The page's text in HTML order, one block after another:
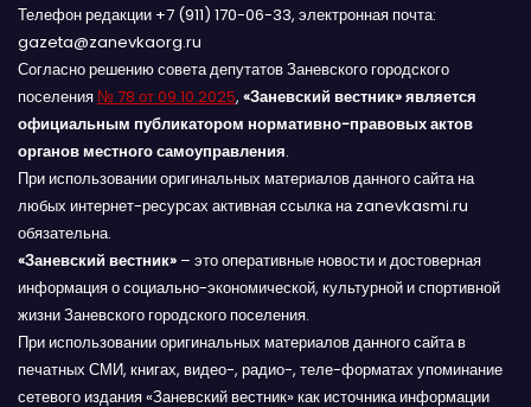
Телефон редакции +7 (911) 170-06-33, электронная почта:
gazeta@zanevkaorg.ru
Согласно решению совета депутатов Заневского городского
поселения № 78 от 09.10.2025, «Заневский вестник» является
официальным публикатором нормативно-правовых актов
органов местного самоуправления.
При использовании оригинальных материалов данного сайта на
любых интернет-ресурсах активная ссылка на zanevkasmi.ru
обязательна.
«Заневский вестник» – это оперативные новости и достоверная
информация о социально-экономической, культурной и спортивной
жизни Заневского городского поселения.
При использовании оригинальных материалов данного сайта в
печатных СМИ, книгах, видео-, радио-, теле-форматах упоминание
сетевого издания «Заневский вестник» как источника информации